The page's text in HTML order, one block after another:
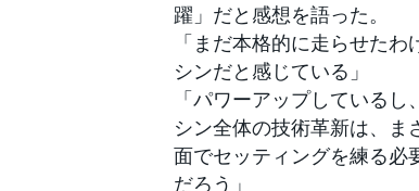
躍」だと感想を語った。
「まだ本格的に走らせた
シンだと感じている」
「パワーアップしている
シン全体の技術革新は、ま
面でセッティングを練る必
だろう」